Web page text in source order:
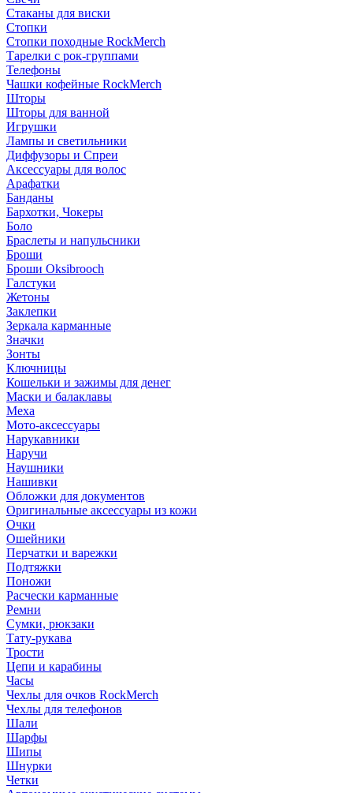
Стаканы для виски
Стопки
Стопки походные RockMerch
Тарелки с рок-группами
Телефоны
Чашки кофейные RockMerch
Шторы
Шторы для ванной
Игрушки
Лампы и светильники
Диффузоры и Спреи
Аксессуары для волос
Арафатки
Банданы
Бархотки, Чокеры
Боло
Браслеты и напульсники
Броши
Броши Oksibrooch
Галстуки
Жетоны
Заклепки
Зеркала карманные
Значки
Зонты
Ключницы
Кошельки и зажимы для денег
Маски и балаклавы
Меха
Мото-аксессуары
Нарукавники
Наручи
Наушники
Нашивки
Обложки для документов
Оригинальные аксессуары из кожи
Очки
Ошейники
Перчатки и варежки
Подтяжки
Поножи
Расчески карманные
Ремни
Сумки, рюкзаки
Тату-рукава
Трости
Цепи и карабины
Часы
Чехлы для очков RockMerch
Чехлы для телефонов
Шали
Шарфы
Шипы
Шнурки
Четки